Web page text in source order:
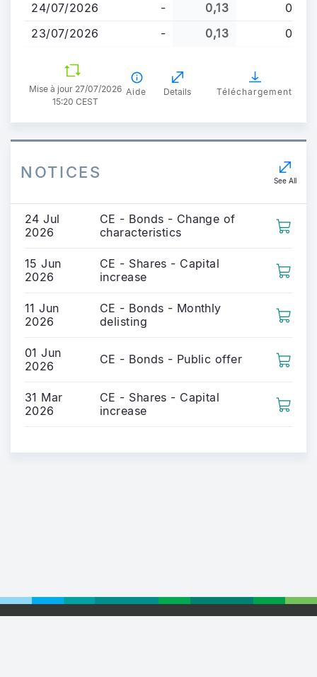
24/07/2026
- 0,13
0
23/07/2026
- 0,13 0
Mise à jour 27/07/2026
15:20 CEST
Aide Details Téléchargement
NOTICES See All
24 Jul
2026
CE - Bonds - Change of
characteristics
15 Jun
2026
CE - Shares - Capital
increase
11 Jun
2026
CE - Bonds - Monthly
delisting
01 Jun
2026
CE - Bonds - Public offer
31 Mar
2026
CE - Shares - Capital
increase